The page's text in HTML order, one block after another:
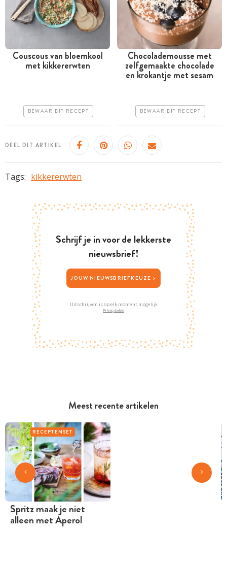
Meest recente artikelen
RECEPTENSET
Spritz maak je niet
alleen met Aperol
Minder dan 30 minuten
Makkelijk
Couscous van bloemkool
met kikkererwten
BEWAAR DIT RECEPT
Meer dan 1 uur
Makkelijk
Chocolademousse met
zelfgemaakte chocolade
en krokantje met sesam
BEWAAR DIT RECEPT
DEEL DIT ARTIKEL
Tags: kikkererwten
Schrijf je in voor de lekkerste
nieuwsbrief!
JOUW NIEUWSBRIEFKEUZE >
Uitschrijven is op elk moment mogelijk
Privacybeleid